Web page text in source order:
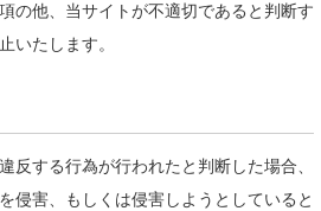
の他、当サイトが不適切であると判断す
いたします。
反する行為が行われたと判断した場合、
侵害、もしくは侵害しようとしていると